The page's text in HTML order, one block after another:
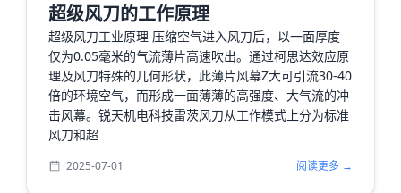
超级风刀的工作原理
超级风刀工业原理 压缩空气进入风刀后，以一面厚度
仅为0.05毫米的气流薄片高速吹出。通过柯思达效应原
理及风刀特殊的几何形状，此薄片风幕Z大可引流30-40
倍的环境空气，而形成一面薄薄的高强度、大气流的冲
击风幕。锐天机电科技雷茨风刀从工作模式上分为标准
风刀和超
2025-07-01 阅读更多 →